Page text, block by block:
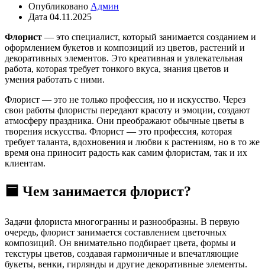
Опубликовано Админ
Дата 04.11.2025
Флорист — это специалист, который занимается созданием и
оформлением букетов и композиций из цветов, растений и
декоративных элементов. Это креативная и увлекательная
работа, которая требует тонкого вкуса, знания цветов и
умения работать с ними.
Флорист — это не только профессия, но и искусство. Через
свои работы флористы передают красоту и эмоции, создают
атмосферу праздника. Они преображают обычные цветы в
творения искусства. Флорист — это профессия, которая
требует таланта, вдохновения и любви к растениям, но в то же
время она приносит радость как самим флористам, так и их
клиентам.
🟦 Чем занимается флорист?
Задачи флориста многогранны и разнообразны. В первую
очередь, флорист занимается составлением цветочных
композиций. Он внимательно подбирает цвета, формы и
текстуры цветов, создавая гармоничные и впечатляющие
букеты, венки, гирлянды и другие декоративные элементы.